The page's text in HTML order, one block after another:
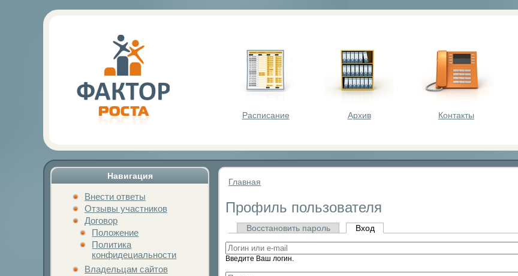
Расписание Архив Контакты
Навигация
Внести ответы
Отзывы участников
Договор
Положение
Политика
конфидециальности
Владельцам сайтов
Главная
Профиль пользователя
Восстановить пароль Вход
Введите Ваш логин.